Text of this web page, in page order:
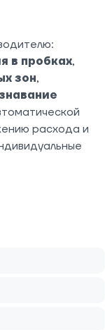
в пробках,
зон,
расхода и